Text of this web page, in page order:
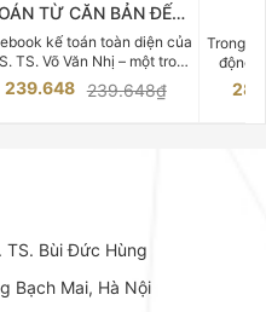
TỪ CĂN BẢN ĐẾN
CHUYÊN SÂU
kế toán toàn diện của
TS. Võ Văn Nhị – một trong
những chuyên gia hàng đầu,
kinh nghiệm trong lĩnh vực
239.648 239.648₫
Trong
động
việc
tế và
TS. Bùi Đức Hùng
Bạch Mai, Hà Nội